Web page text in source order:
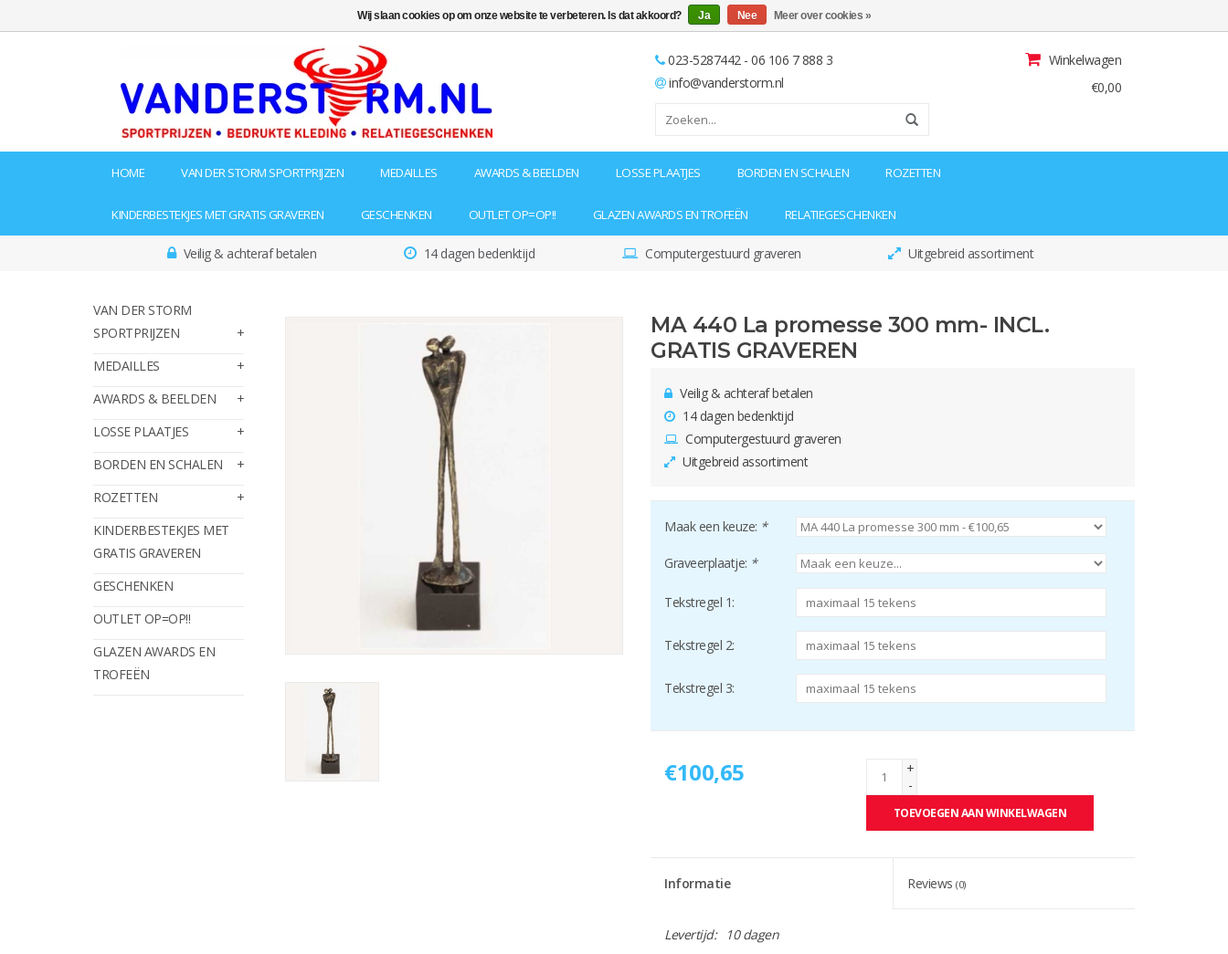
023-5287442 - 06 106 7 888 3
info@vanderstorm.nl
Winkelwagen
€0,00
HOME VAN DER STORM SPORTPRIJZEN MEDAILLES AWARDS & BEELDEN LOSSE PLAATJES BORDEN EN SCHALEN ROZETTEN
KINDERBESTEKJES MET GRATIS GRAVEREN GESCHENKEN OUTLET OP=OP!! GLAZEN AWARDS EN TROFEËN RELATIEGESCHENKEN
Veilig & achteraf betalen 14 dagen bedenktijd Computergestuurd graveren Uitgebreid assortiment
VAN DER STORM
SPORTPRIJZEN
MEDAILLES
AWARDS & BEELDEN
LOSSE PLAATJES
BORDEN EN SCHALEN
ROZETTEN
KINDERBESTEKJES MET
GRATIS GRAVEREN
GESCHENKEN
OUTLET OP=OP!!
GLAZEN AWARDS EN
TROFEËN
MA 440 La promesse 300 mm- INCL.
GRATIS GRAVEREN
Veilig & achteraf betalen
14 dagen bedenktijd
Computergestuurd graveren
Uitgebreid assortiment
Maak een keuze: *
Graveerplaatje: *
Tekstregel 1:
Tekstregel 2:
Tekstregel 3:
€100,65
+
-
TOEVOEGEN AAN WINKELWAGEN
Informatie Reviews (0)
Levertijd: 10 dagen
Wij slaan cookies op om onze website te verbeteren. Is dat akkoord? Ja Nee Meer over cookies »